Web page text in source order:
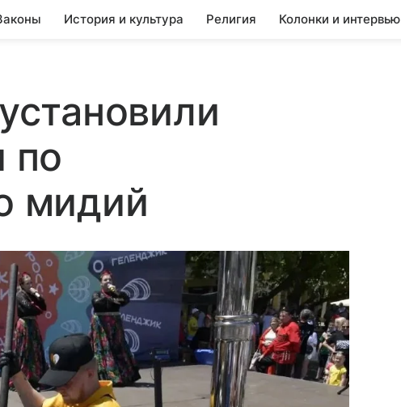
История и культура Религия Колонки и интервью
по
мидий